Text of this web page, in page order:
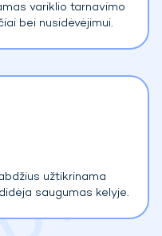
variklio tarnavimo
bei nusidėvėjimui.
užtikrinama
saugumas kelyje.